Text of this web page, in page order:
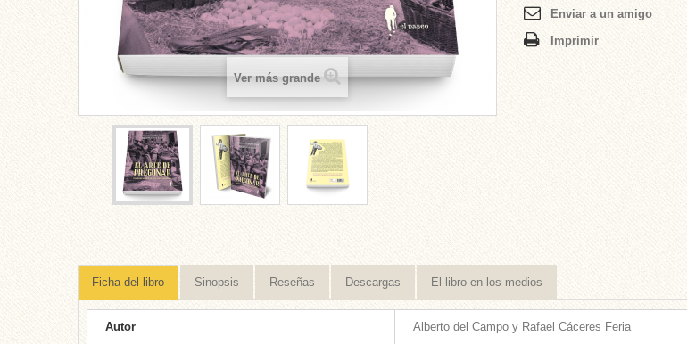
Ver más grande
Enviar a un amigo
Imprimir
Ficha del libro Sinopsis Reseñas Descargas El libro en los medios
Autor Alberto del Campo y Rafael Cáceres Feria